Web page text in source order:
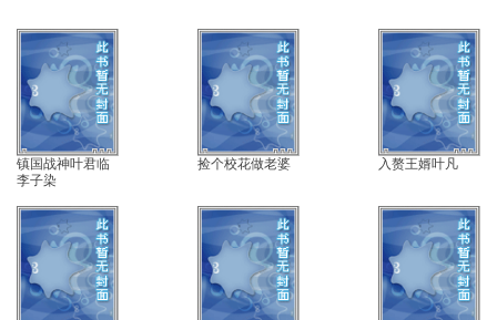
镇国战神叶君临
李子染
捡个校花做老婆 入赘王婿叶凡